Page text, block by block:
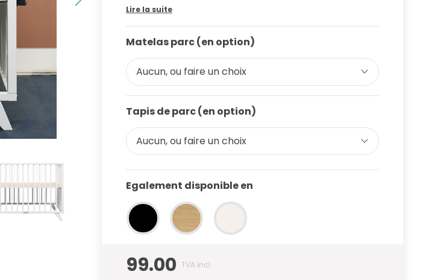
Lire la suite
Matelas parc (en option)
Aucun, ou faire un choix
Tapis de parc (en option)
Aucun, ou faire un choix
Egalement disponible en
99.00 TVA incl.